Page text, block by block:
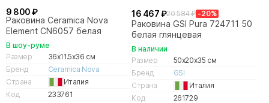
9 800 ₽
Раковина Ceramica Nova
Element CN6057 белая
В шоу-руме
Размер
36x11.5x36 см
Бренд
Ceramica Nova
Страна
Италия
Код
233761
16 467 ₽20 584 ₽ -20%
Раковина GSI Pura 724711 50
белая глянцевая
В наличии
Размер
50x20x35 см
Бренд
GSI
Страна
Италия
Код
261729